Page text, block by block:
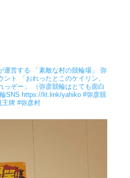
運営する 「素敵な村の競輪場」 弥
ント 「おれったとこのケイリン、
っぞー」 （弥彦競輪はとても面白
SNS https://lit.link/yahiko #弥彦競
王牌#弥彦村